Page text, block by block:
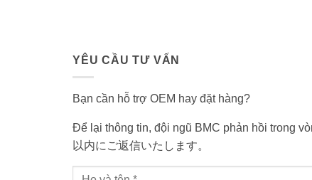
YÊU CẦU TƯ VẤN
Bạn cần hỗ trợ OEM hay đặt hàng?
Để lại thông tin, đội ngũ BMC phản hồi trong
以内にご返信いたします。